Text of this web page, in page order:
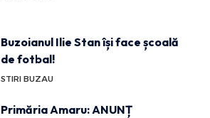
Buzoianul Ilie Stan își face școală
de fotbal!
STIRI BUZAU
Primăria Amaru: ANUNȚ